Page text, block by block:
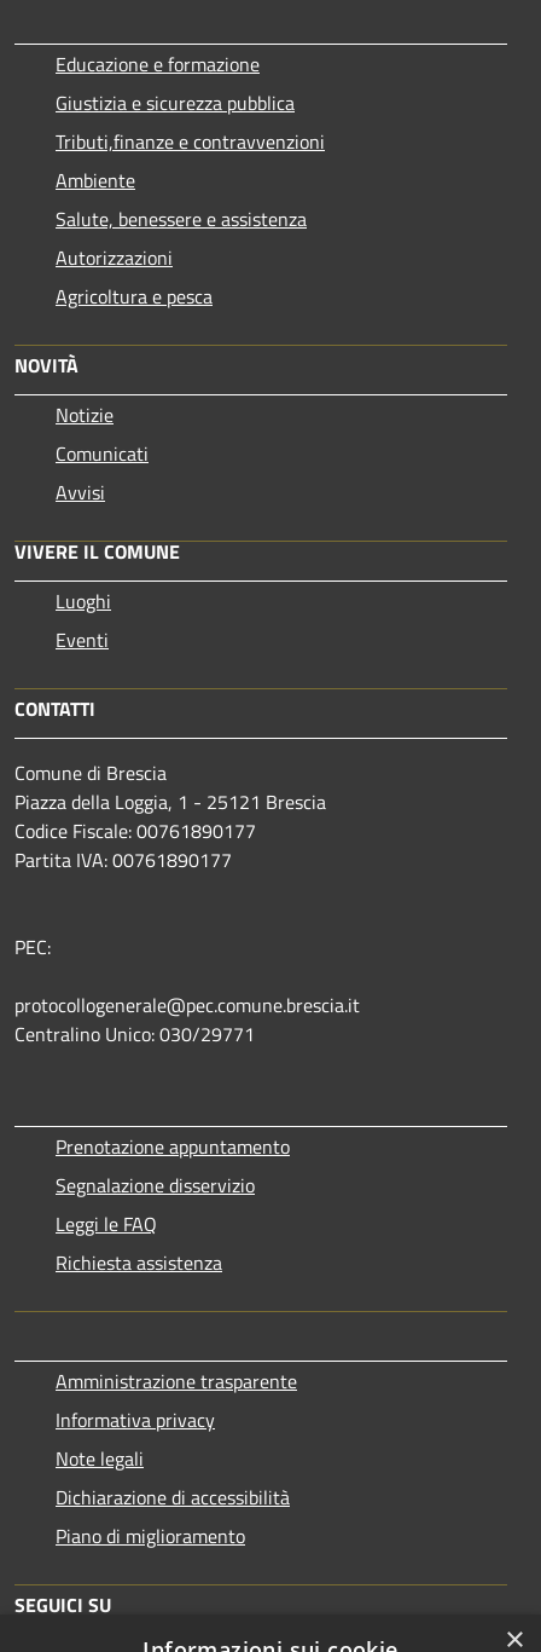
Educazione e formazione
Giustizia e sicurezza pubblica
Tributi,finanze e contravvenzioni
Ambiente
Salute, benessere e assistenza
Autorizzazioni
Agricoltura e pesca
NOVITÀ
Notizie
Comunicati
Avvisi
VIVERE IL COMUNE
Luoghi
Eventi
CONTATTI
Comune di Brescia
Piazza della Loggia, 1 - 25121 Brescia
Codice Fiscale: 00761890177
Partita IVA: 00761890177
PEC:
protocollogenerale@pec.comune.brescia.it
Centralino Unico: 030/29771
Prenotazione appuntamento
Segnalazione disservizio
Leggi le FAQ
Richiesta assistenza
Amministrazione trasparente
Informativa privacy
Note legali
Dichiarazione di accessibilità
Piano di miglioramento
SEGUICI SU
×